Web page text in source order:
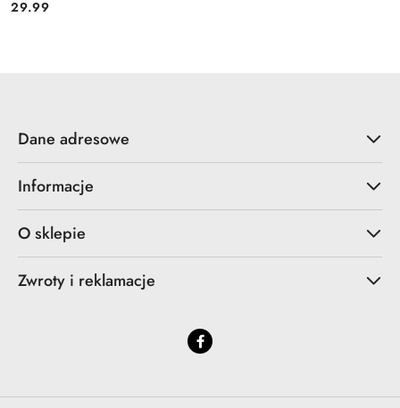
Cena:
29.99
Dane adresowe
Informacje
O sklepie
Zwroty i reklamacje